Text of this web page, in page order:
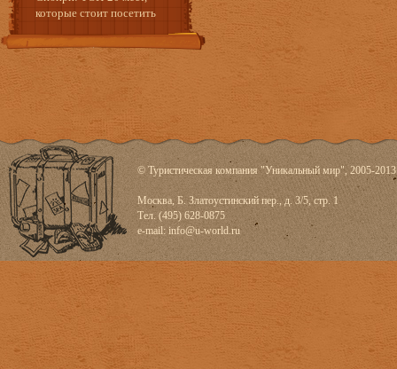
которые стоит посетить
© Туристическая компания "Уникальный мир", 2005-2013
Москва, Б. Златоустинский пер., д. 3/5, стр. 1
Тел. (495) 628-0875
e-mail: info@u-world.ru